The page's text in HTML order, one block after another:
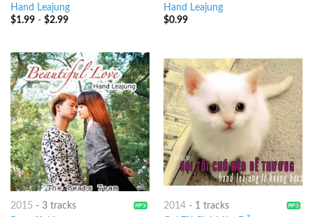
Hand Leajung
$1.99- $2.99
Hand Leajung
$0.99
2015 - 3 tracks
2014- 1 tracks